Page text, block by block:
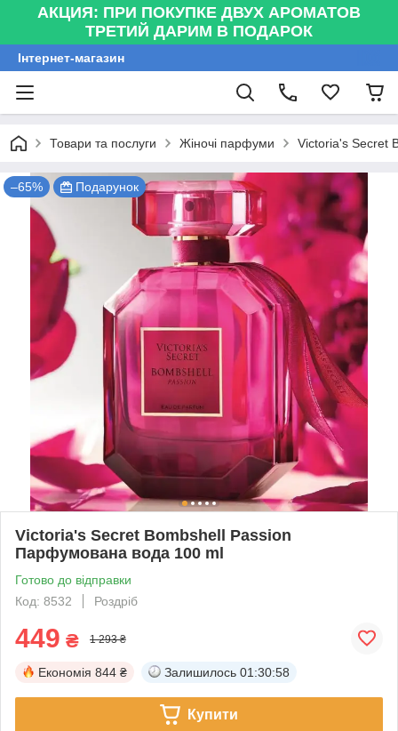
АКЦИЯ: ПРИ ПОКУПКЕ ДВУХ АРОМАТОВ
ТРЕТИЙ ДАРИМ В ПОДАРОК
Інтернет-магазин
Товари та послуги Жіночі парфуми Victoria's Secret
–65% Подарунок
Victoria's Secret Bombshell Passion
Парфумована вода 100 ml
Готово до відправки
Код: 8532
Роздріб
449 ₴ 1 293 ₴
Економія 844 ₴ Залишилось 01:30:57
Купити